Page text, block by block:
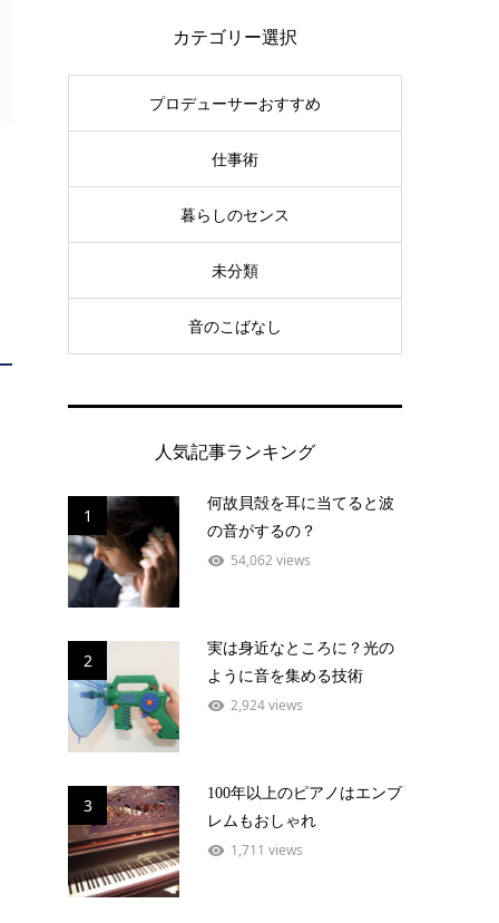
カテゴリー選択
プロデューサーおすすめ
仕事術
暮らしのセンス
未分類
音のこばなし
人気記事ランキング
1
何故貝殻を耳に当てると波
の音がするの？
54,062 views
2
実は身近なところに？光の
ように音を集める技術
2,924 views
3
100年以上のピアノはエンブ
レムもおしゃれ
1,711 views